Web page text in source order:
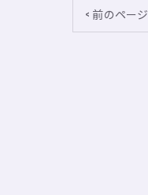
< 前のページ